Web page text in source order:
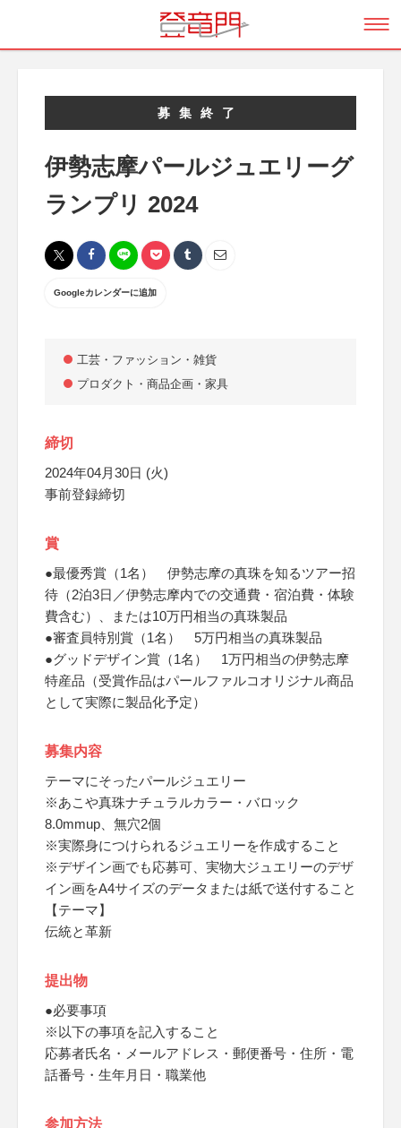
募集終了
伊勢志摩パールジュエリーグ
ランプリ 2024
Googleカレンダーに追加
工芸・ファッション・雑貨
プロダクト・商品企画・家具
締切
2024年04月30日 (火)
事前登録締切
賞
●最優秀賞（1名） 伊勢志摩の真珠を知るツアー招
待（2泊3日／伊勢志摩内での交通費・宿泊費・体験
費含む）、または10万円相当の真珠製品
●審査員特別賞（1名） 5万円相当の真珠製品
●グッドデザイン賞（1名） 1万円相当の伊勢志摩
特産品（受賞作品はパールファルコオリジナル商品
として実際に製品化予定）
募集内容
テーマにそったパールジュエリー
※あこや真珠ナチュラルカラー・バロック
8.0mmup、無穴2個
※実際身につけられるジュエリーを作成すること
※デザイン画でも応募可、実物大ジュエリーのデザ
イン画をA4サイズのデータまたは紙で送付すること
【テーマ】
伝統と革新
提出物
●必要事項
※以下の事項を記入すること
応募者氏名・メールアドレス・郵便番号・住所・電
話番号・生年月日・職業他
参加方法